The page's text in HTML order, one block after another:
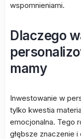
wspomnieniami.
Dlaczego
mamy
Inwestowanie w
tylko kwestia
emocjonalna. Tego
głębsze znaczenie